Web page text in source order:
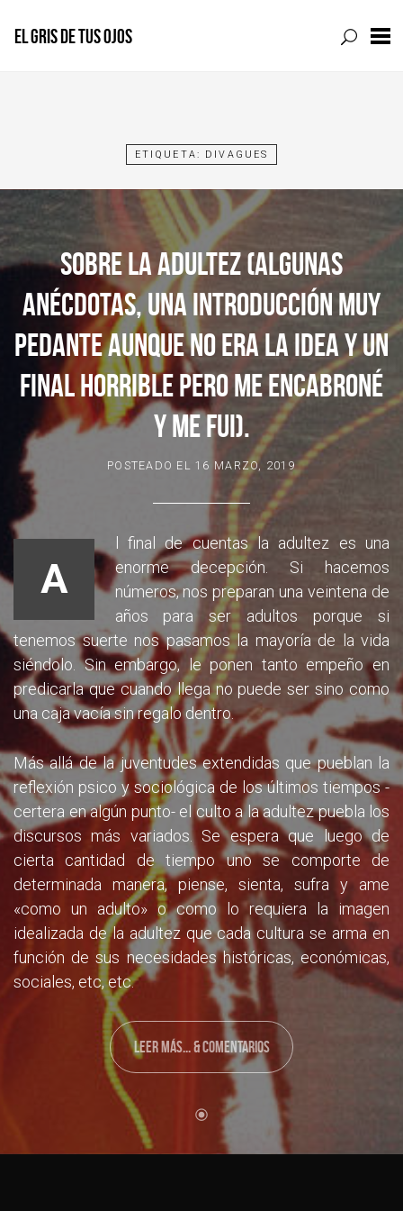
EL GRIS DE TUS OJOS
ETIQUETA: DIVAGUES
SOBRE LA ADULTEZ (ALGUNAS
ANÉCDOTAS, UNA INTRODUCCIÓN MUY
PEDANTE AUNQUE NO ERA LA IDEA Y UN
FINAL HORRIBLE PERO ME ENCABRONÉ
Y ME FUI).
POSTEADO EL16 MARZO, 2019
A
l final de cuentas la adultez es una
enorme decepción. Si hacemos
números, nos preparan una veintena de
años para ser adultos porque si
tenemos suerte nos pasamos la mayoría de la vida
siéndolo. Sin embargo, le ponen tanto empeño en
predicarla que cuando llega no puede ser sino como
una caja vacía sin regalo dentro.
Más allá de la juventudes extendidas que pueblan la
reflexión psico y sociológica de los últimos tiempos -
certera en algún punto- el culto a la adultez puebla los
discursos más variados. Se espera que luego de
cierta cantidad de tiempo uno se comporte de
determinada manera, piense, sienta, sufra y ame
«como un adulto» o como lo requiera la imagen
idealizada de la adultez que cada cultura se arma en
función de sus necesidades históricas, económicas,
sociales, etc, etc.
LEER MÁS... & COMENTARIOS